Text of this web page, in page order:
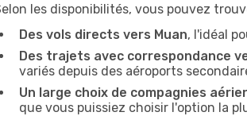
les disponibilités, vous pouvez
Des vols directs vers Muan, l'idéal
Des trajets avec correspondance
variés depuis des aéroports
Un large choix de compagnies
que vous puissiez choisir l'option la